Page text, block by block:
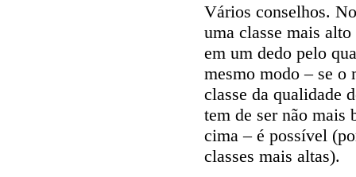
Vários conselhos.
uma classe mais
em um dedo pelo
mesmo modo – se o
classe da qualidade
tem de ser não
cima – é possível
classes mais altas).